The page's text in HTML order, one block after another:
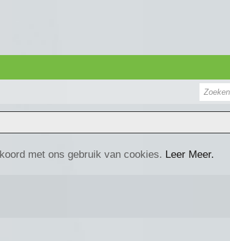
met ons gebruik van cookies. Leer Meer.